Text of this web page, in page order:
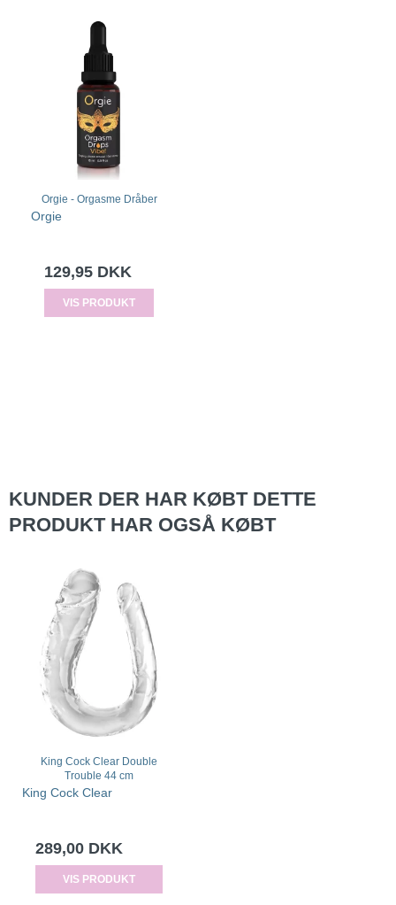
Orgie - Orgasme Dråber
Orgie
129,95 DKK
VIS PRODUKT
KUNDER DER HAR KØBT DETTE
PRODUKT HAR OGSÅ KØBT
King Cock Clear Double
Trouble 44 cm
King Cock Clear
289,00 DKK
VIS PRODUKT